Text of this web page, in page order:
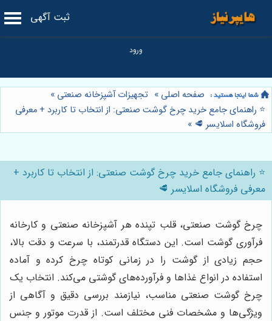
ثبت آگهی
صفحه اصلی » تجهیزات آشپزخانه صنعتی »
⭐️ راهنمای جامع خرید چرخ گوشت صنعتی: از انتخاب تا کاربرد + معرفی
فروشگاه اسلایسر 🥩 »
⭐️ راهنمای جامع خرید چرخ گوشت صنعتی: از انتخاب تا کاربرد +
معرفی فروشگاه اسلایسر 🥩
چرخ گوشت صنعتی، قلب تپنده هر آشپزخانه صنعتی و کارخانه
فرآوری گوشت است. این دستگاه قدرتمند، با سرعت و دقت بالا،
حجم زیادی از گوشت را در زمانی کوتاه چرخ کرده و آماده
استفاده در انواع غذاها و فرآورده‌های گوشتی می‌کند. انتخاب یک
چرخ گوشت صنعتی مناسب، نیازمند بررسی دقیق و آگاهی از
ویژگی‌ها و مشخصات فنی مختلف است. از قدرت موتور و جنس